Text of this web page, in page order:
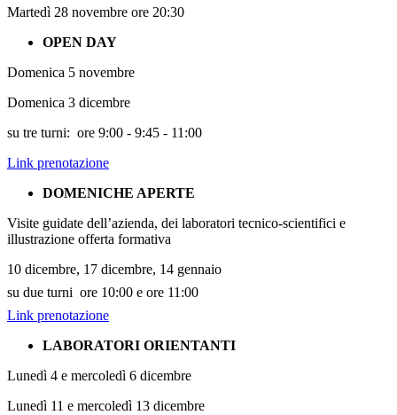
Martedì 28 novembre ore 20:30
OPEN DAY
Domenica 5 novembre
Domenica 3 dicembre
su tre turni: ore 9:00 - 9:45 - 11:00
Link prenotazione
DOMENICHE APERTE
Visite guidate dell’azienda, dei laboratori tecnico-scientifici e
illustrazione offerta formativa
10 dicembre, 17 dicembre, 14 gennaio
su due turni ore 10:00 e ore 11:00
Link prenotazione
LABORATORI ORIENTANTI
Lunedì 4 e mercoledì 6 dicembre
Lunedì 11 e mercoledì 13 dicembre